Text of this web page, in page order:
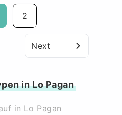
2
Next
in Lo Pagan
in Lo Pagan